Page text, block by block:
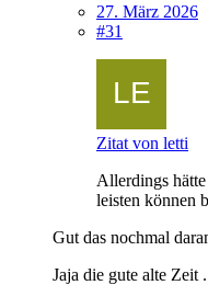
27. März 2026
#31
Zitat von letti
Allerdings
leisten können
Gut das nochmal
Jaja die gute alte Zeit